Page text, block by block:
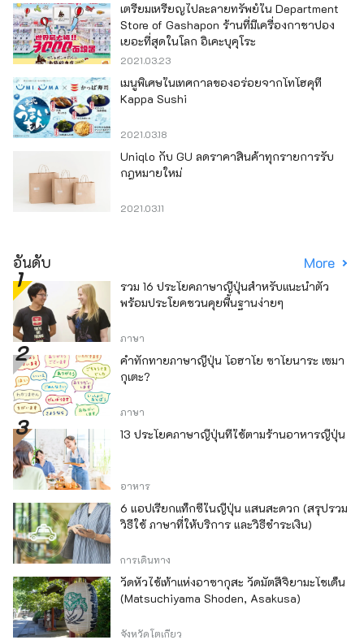
เตรียมเหรียญไปละลายทรัพย์ใน Department
Store of Gashapon ร้านที่มีเครื่องกาชาปอง
เยอะที่สุดในโลก อิเคะบุคุโระ
2021.03.23
เมนูพิเศษในเทศกาลของอร่อยจากโทโฮคุที่
Kappa Sushi
2021.03.18
Uniqlo กับ GU ลดราคาสินค้าทุกรายการรับ
กฎหมายใหม่
2021.03.11
อันดับ More
รวม 16 ประโยคภาษาญี่ปุ่นสำหรับแนะนำตัว
พร้อมประโยคชวนคุยพื้นฐานง่ายๆ
ภาษา
คำทักทายภาษาญี่ปุ่น โอฮาโย ซาโยนาระ เซมา
กุเตะ?
ภาษา
13 ประโยคภาษาญี่ปุ่นที่ใช้ตามร้านอาหารญี่ปุ่น
อาหาร
6 แอปเรียกแท็กซี่ในญี่ปุ่น แสนสะดวก (สรุปรวม
วิธีใช้ ภาษาที่ให้บริการ และวิธีชำระเงิน)
การเดินทาง
วัดหัวไช้เท้าแห่งอาซากุสะ วัดมัตสึจิยามะโชเด็น
(Matsuchiyama Shoden, Asakusa)
จังหวัดโตเกียว